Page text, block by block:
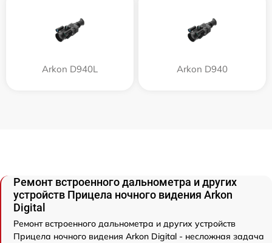
Arkon D940L Arkon D940
Ремонт встроенного дальнометра и других
устройств Прицела ночного видения Arkon
Digital
Ремонт встроенного дальнометра и других устройств
Прицела ночного видения Arkon Digital - несложная задача